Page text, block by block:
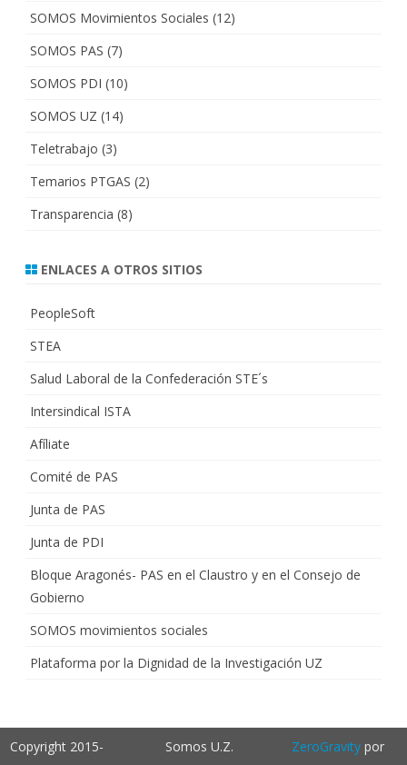
SOMOS Movimientos Sociales (12)
SOMOS PAS (7)
SOMOS PDI (10)
SOMOS UZ (14)
Teletrabajo (3)
Temarios PTGAS (2)
Transparencia (8)
ENLACES A OTROS SITIOS
PeopleSoft
STEA
Salud Laboral de la Confederación STE´s
Intersindical ISTA
Afíliate
Comité de PAS
Junta de PAS
Junta de PDI
Bloque Aragonés- PAS en el Claustro y en el Consejo de
Gobierno
SOMOS movimientos sociales
Plataforma por la Dignidad de la Investigación UZ
Copyright 2015-
Somos U.Z.
ZeroGravitypor